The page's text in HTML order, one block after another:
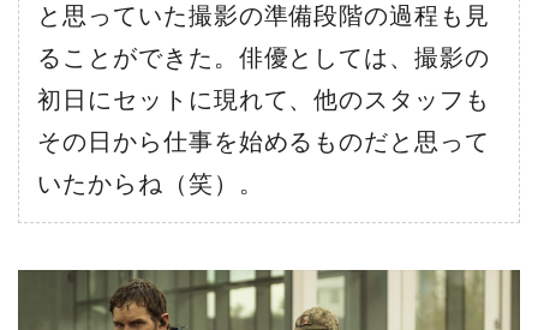
と思っていた撮影の準備段階の過程も見
ることができた。俳優としては、撮影の
初日にセットに現れて、他のスタッフも
その日から仕事を始めるものだと思って
いたからね（笑）。